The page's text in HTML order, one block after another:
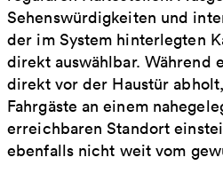
Sehenswürdigkeiten und
der im System hinterlegten
direkt auswählbar. Während
direkt vor der Haustür
Fahrgäste an einem
erreichbaren Standort
ebenfalls nicht weit vom